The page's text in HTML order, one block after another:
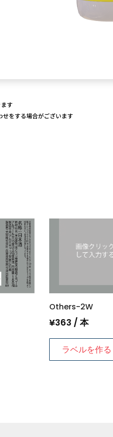
す
をする場合がございます
Others-2W
¥363 / 本
ラベルを作る